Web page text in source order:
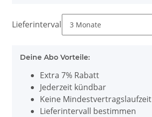
Lieferintervall
Deine Abo Vorteile:
Extra 7% Rabatt
Jederzeit kündbar
Keine Mindestvertragslaufzeit
Lieferintervall bestimmen